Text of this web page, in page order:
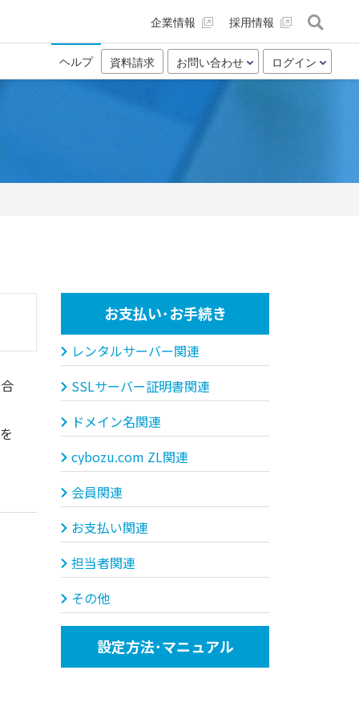
企業情報 採用情報
ヘルプ 資料請求 お問い合わせ ログイン
お支払い･お手続き
レンタルサーバー関連
SSLサーバー証明書関連
ドメイン名関連
cybozu.com ZL関連
会員関連
お支払い関連
担当者関連
その他
設定方法･マニュアル